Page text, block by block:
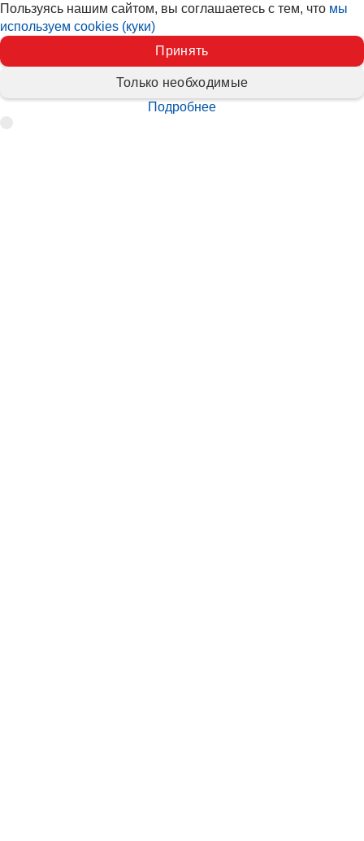
Пользуясь нашим сайтом, вы соглашаетесь с тем, что мы
используем cookies (куки)
Принять
Только необходимые
Подробнее